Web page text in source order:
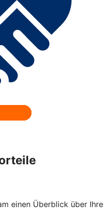
einen Überblick über Ihre